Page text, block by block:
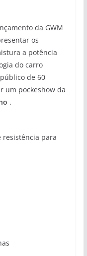
da GWM
os
a potência
do carro
de 60
um pockeshow da
.
resistência para